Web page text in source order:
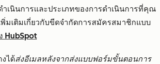
เนินการและประเภทของการดำเนินการที่คุณ
พิ่มเติมเกี่ยวกับขีดจำกัดการสมัครสมาชิกแบบ
HubSpot
ได้ส่งอีเมลหลังจากส่งแบบฟอร์มขั้นตอนการ